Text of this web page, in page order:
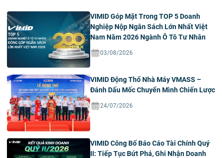
VIMID Góp Mặt Trong TOP 5 Doanh
Nghiệp Nộp Ngân Sách Lớn Nhất Việt
Nam Năm 2026 Ngành Ô Tô Tư Nhân
03/08/2026
VIMID Động Thổ Nhà Máy VMASS –
Đánh Dấu Mốc Chuyển Mình Chiến Lược
24/07/2026
VIMID Công Bố Báo Cáo Tài Chính Quý
II: Tiếp Tục Bứt Phá, Ghi Nhận Doanh